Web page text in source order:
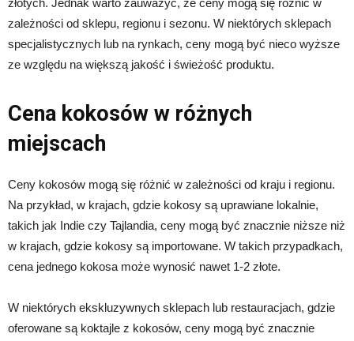
złotych. Jednak warto zauważyć, że ceny mogą się różnić w
zależności od sklepu, regionu i sezonu. W niektórych sklepach
specjalistycznych lub na rynkach, ceny mogą być nieco wyższe
ze względu na większą jakość i świeżość produktu.
Cena kokosów w różnych
miejscach
Ceny kokosów mogą się różnić w zależności od kraju i regionu.
Na przykład, w krajach, gdzie kokosy są uprawiane lokalnie,
takich jak Indie czy Tajlandia, ceny mogą być znacznie niższe niż
w krajach, gdzie kokosy są importowane. W takich przypadkach,
cena jednego kokosa może wynosić nawet 1-2 złote.
W niektórych ekskluzywnych sklepach lub restauracjach, gdzie
oferowane są koktajle z kokosów, ceny mogą być znacznie